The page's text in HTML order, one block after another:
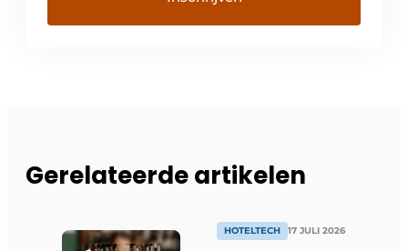
Gerelateerde artikelen
HOTELTECH 17 JULI 2026